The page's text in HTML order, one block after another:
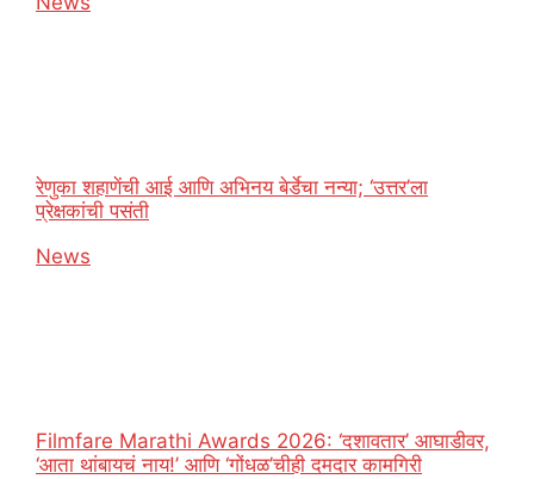
रेणुका शहाणेंची आई आणि अभिनय बेर्डेचा नन्या; ‘उत्तर’ला
प्रेक्षकांची पसंती
In relation to
News
Filmfare Marathi Awards 2026: ‘दशावतार’ आघाडीवर,
‘आता थांबायचं नाय!’ आणि ‘गोंधळ’चीही दमदार कामगिरी